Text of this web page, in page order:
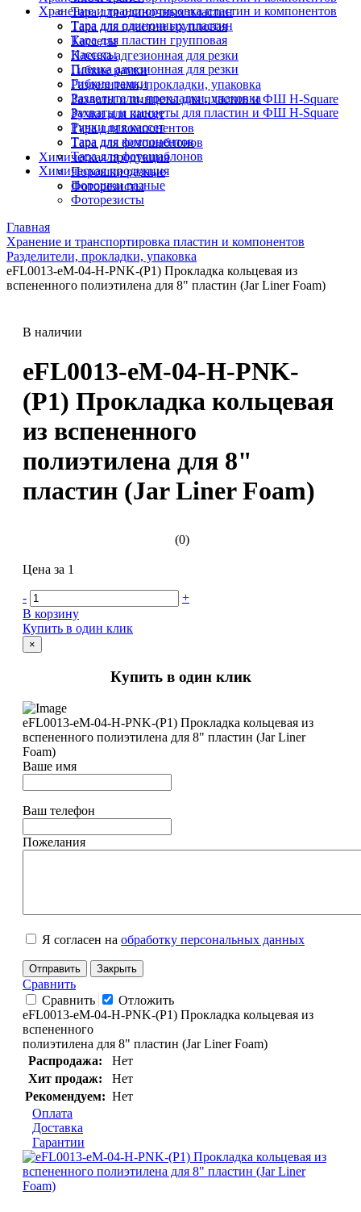
Тара для одиночных пластин
Тара для пластин групповая
Кассеты
Пленка адгезионная для резки
Гибкие рамки
Разделители, прокладки, упаковка
Захваты и пинцеты для пластин и ФШ H-Square
Ручки для кассет
Тара для компонентов
Тара для фотошаблонов
Химическая продукция
Порошки разные
Фоторезисты
Хранение и транспортировка пластин и компонентов
Тара для одиночных пластин
Тара для пластин групповая
Кассеты
Пленка адгезионная для резки
Гибкие рамки
Разделители, прокладки, упаковка
Захваты и пинцеты для пластин и ФШ H-Square
Ручки для кассет
Тара для компонентов
Тара для фотошаблонов
Химическая продукция
Порошки разные
Фоторезисты
Главная
Хранение и транспортировка пластин и компонентов
Разделители, прокладки, упаковка
eFL0013-eM-04-H-PNK-(P1) Прокладка кольцевая из
вспененного полиэтилена для 8" пластин (Jar Liner Foam)
В наличии
eFL0013-eM-04-H-PNK-
(P1) Прокладка кольцевая
из вспененного
полиэтилена для 8"
пластин (Jar Liner Foam)
(0)
Цена за 1
-
+
В корзину
Купить в один клик
×
Купить в один клик
eFL0013-eM-04-H-PNK-(P1) Прокладка кольцевая из
вспененного полиэтилена для 8" пластин (Jar Liner
Foam)
Ваше имя
Ваш телефон
Пожелания
Я согласен на обработку персональных данных
Отправить Закрыть
Сравнить
Сравнить
Отложить
eFL0013-eM-04-H-PNK-(P1) Прокладка кольцевая из
вспененного
полиэтилена для 8" пластин (Jar Liner Foam)
Распродажа:
Нет
Хит продаж:
Нет
Рекомендуем: Нет
Оплата
Доставка
Гарантии